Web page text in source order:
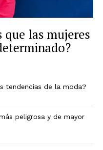
que las mujeres
tendencias de la moda?
peligrosa y de mayor